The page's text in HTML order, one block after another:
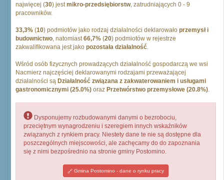
najwięcej (30) jestmikro-przedsiębiorstw, zatrudniających 0 - 9
pracowników.
33,3% (10) podmiotów jako rodzaj działalności deklarowało przemysł i
budownictwo, natomiast66,7% (20) podmiotów w rejestrze
zakwalifikowana jest jako pozostała działalność.
Wśród osób fizycznych prowadzących działalność gospodarczą we wsi
Nacmierz najczęściej deklarowanymi rodzajami przeważającej
działalności są Działalność związana z zakwaterowaniem i usługami
gastronomicznymi (25.0%) oraz Przetwórstwo przemysłowe (20.8%).
Dysponujemy rozbudowanymi danymi o bezrobociu,
przeciętnym wynagrodzeniu i szeregiem innych wskaźników
związanych z rynkiem pracy. Niestety dane te nie są dostępne dla
poszczególnych miejscowości, ale zachęcamy do do zapoznania
się z nimi bezpośrednio na stronie gminy Postomino.
Gmina Postomino - dane o rynku pracy